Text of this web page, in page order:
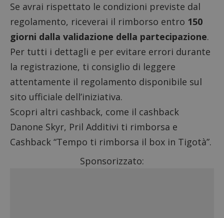
Se avrai rispettato le condizioni previste dal
regolamento, riceverai il rimborso entro 150
giorni dalla validazione della partecipazione.
Per tutti i dettagli e per evitare errori durante
la registrazione, ti consiglio di leggere
attentamente il regolamento disponibile sul
sito ufficiale dell’iniziativa.
Scopri altri cashback, come il cashback
Danone Skyr, Pril Additivi ti rimborsa e
Cashback “Tempo ti rimborsa il box in Tigotà”.
Sponsorizzato: